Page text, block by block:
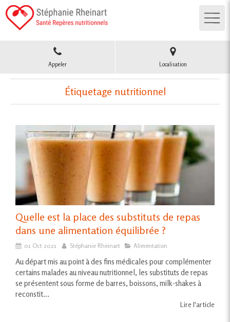
Appeler Localisation
Étiquetage nutritionnel
Quelle est la place des substituts de repas
dans une alimentation équilibrée ?
01 Oct 2021 Stéphanie Rheinart Alimentation
Au départ mis au point à des fins médicales pour complémenter
certains malades au niveau nutritionnel, les substituts de repas
se présentent sous forme de barres, boissons, milk-shakes à
reconstit...
Lire l'article